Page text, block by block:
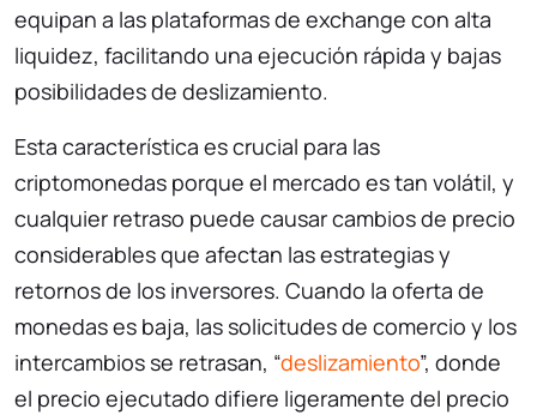
equipan a las plataformas de exchange con alta
liquidez, facilitando una ejecución rápida y bajas
posibilidades de deslizamiento.
Esta característica es crucial para las
criptomonedas porque el mercado es tan volátil, y
cualquier retraso puede causar cambios de precio
considerables que afectan las estrategias y
retornos de los inversores. Cuando la oferta de
monedas es baja, las solicitudes de comercio y los
intercambios se retrasan, “deslizamiento”, donde
el precio ejecutado difiere ligeramente del precio